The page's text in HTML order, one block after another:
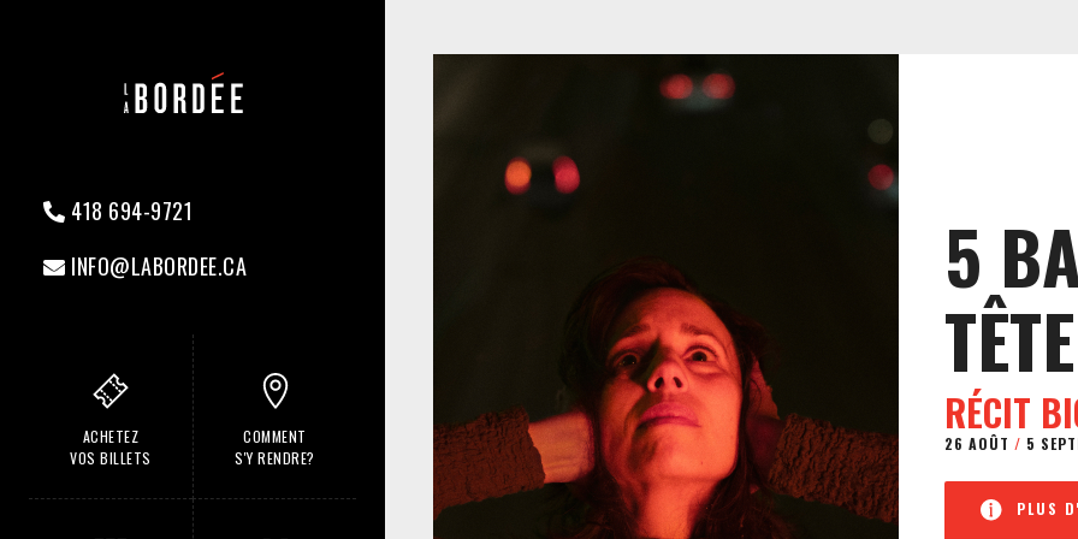
418 694-9721
INFO@LABORDEE.CA
ACHETEZ
VOS BILLETS
COMMENT
S'Y RENDRE?
5
TÊTE
RÉCIT
26 AOÛT / 5
PLUS